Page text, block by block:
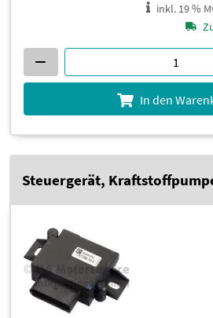
inkl. 19 %
In den
Steuergerät,